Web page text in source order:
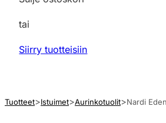
tai
Siirry tuotteisiin
Tuotteet Istuimet Aurinkotuolit Nardi